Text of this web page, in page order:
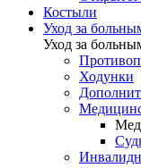
Костыли
Уход за
Уход за
Ходунки